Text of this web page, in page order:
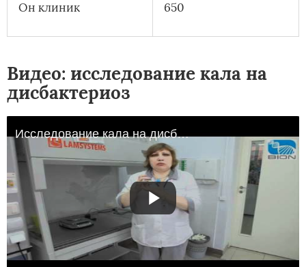
Он клиник 650
Видео: исследование кала на
дисбактериоз
Исследование кала на дисбактериоз.